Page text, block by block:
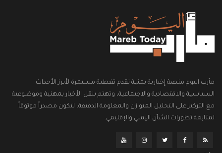
مأرب اليوم منصة إخبارية يمنية تقدم تغطية مستمرة لأبرز الأحداث
السياسية والاقتصادية والاجتماعية، وتهتم بنقل الأخبار بمهنية وموضوعية
مع التركيز على التحليل المتوازن والمعلومة الدقيقة، لتكون مصدراً موثوقاً
لمتابعة تطورات الشأن اليمني والإقليمي.